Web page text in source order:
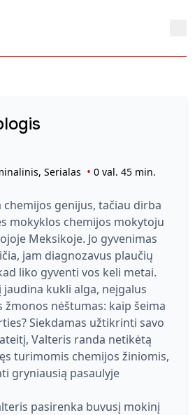
Serialas 0 val. 45 min.
chemijos genijus, tačiau dirba
mokyklos chemijos mokytoju
Meksikoje. Jo gyvenimas
jam diagnozavus plaučių
liko gyventi vos keli metai.
jaudina kukli alga, neįgalus
žmonos nėštumas: kaip šeima
Siekdamas užtikrinti savo
Valteris randa netikėtą
turimomis chemijos žiniomis,
gryniausią pasaulyje
pasirenka buvusį mokinį